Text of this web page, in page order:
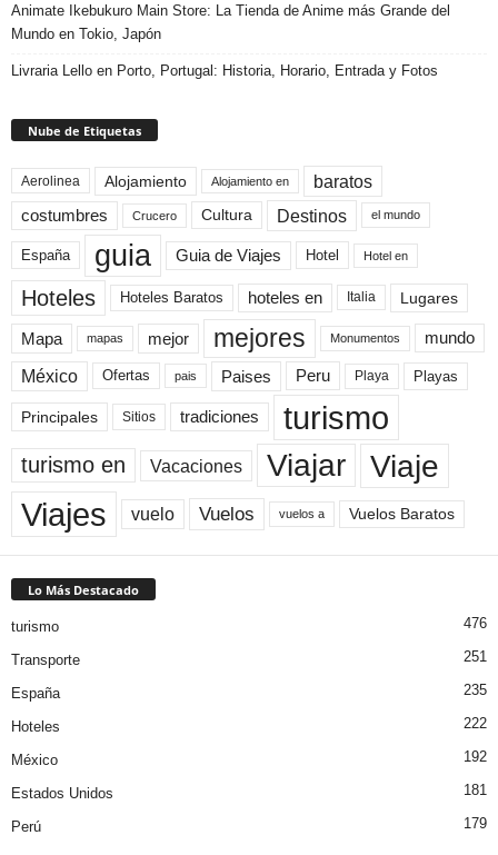
Animate Ikebukuro Main Store: La Tienda de Anime más Grande del
Mundo en Tokio, Japón
Livraria Lello en Porto, Portugal: Historia, Horario, Entrada y Fotos
Nube de Etiquetas
Aerolinea Alojamiento Alojamiento en baratos
costumbres Crucero Cultura Destinos el mundo
España guia Guia de Viajes Hotel Hotel en
Hoteles Hoteles Baratos hoteles en Italia Lugares
Mapa mapas mejor mejores Monumentos mundo
México Ofertas pais Paises Peru Playa Playas
Principales Sitios tradiciones turismo
turismo en Vacaciones Viajar Viaje
Viajes vuelo Vuelos vuelos a Vuelos Baratos
Lo Más Destacado
turismo 476
Transporte 251
España 235
Hoteles 222
México 192
Estados Unidos 181
Perú 179